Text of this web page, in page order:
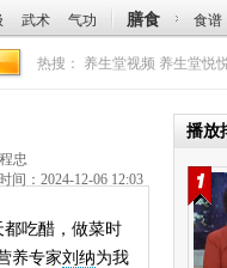
武术 气功 膳食 食谱
热搜： 养生堂视频 养生堂悦
忠
间：2024-12-06 12:03
吃醋，做菜时
养专家刘纳为我
播放